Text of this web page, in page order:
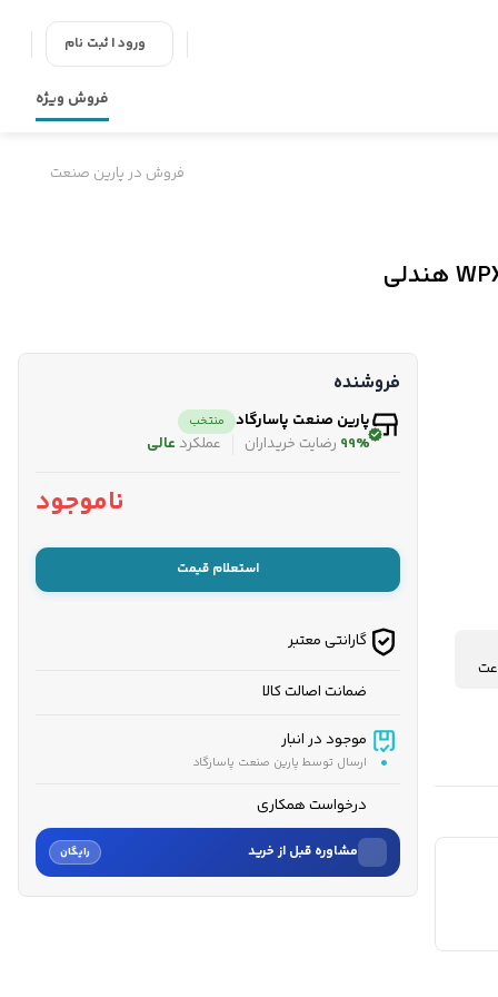
ورود | ثبت نام
فروش ویژه
فروش در پارین صنعت
فروشنده
پارین صنعت پاسارگاد منتخب
99% رضایت خریداران عملکرد عالی
ناموجود
استعلام قیمت
گارانتی معتبر
ضمانت اصالت کالا
موجود در انبار
ارسال توسط پارین صنعت پاسارگاد
درخواست همکاری
مشاوره قبل از خرید رایگان
نام